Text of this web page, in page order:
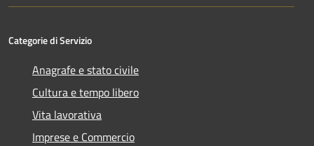
Categorie di Servizio
Anagrafe e stato civile
Cultura e tempo libero
Vita lavorativa
Imprese e Commercio